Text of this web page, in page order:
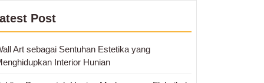
Post
Art sebagai Sentuhan Estetika yang
Interior Hunian